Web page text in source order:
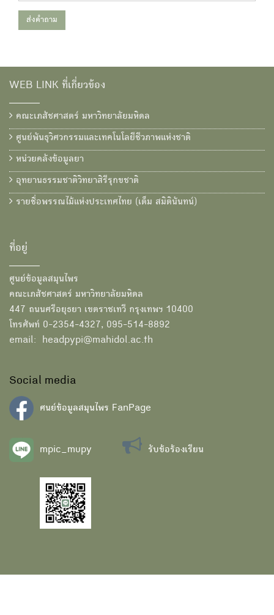
ส่งคำถาม
WEB LINK ที่เกี่ยวข้อง
คณะเภสัชศาสตร์ มหาวิทยาลัยมหิดล
ศูนย์พันธุวิศวกรรมและเทคโนโลยีชีวภาพแห่งชาติ
หน่วยคลังข้อมูลยา
อุทยานธรรมชาติวิทยาสิรีรุกขชาติ
รายชื่อพรรณไม้แห่งประเทศไทย (เต็ม สมิตินันทน์)
ที่อยู่
ศูนย์ข้อมูลสมุนไพร
คณะเภสัชศาสตร์ มหาวิทยาลัยมหิดล
447 ถนนศรีอยุธยา เขตราชเทวี กรุงเทพฯ 10400
โทรศัพท์ 0-2354-4327, 095-514-8892
email: headpypi@mahidol.ac.th
Social media
ศนย์ข้อมูลสมุนไพร FanPage
mpic_mupy รับข้อร้องเรียน